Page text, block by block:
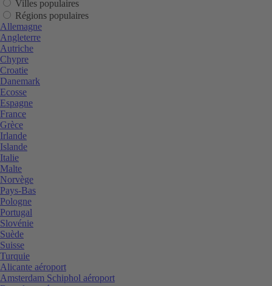
Villes populaires
Régions populaires
Allemagne
Angleterre
Autriche
Chypre
Croatie
Danemark
Ecosse
Espagne
France
Grèce
Irlande
Islande
Italie
Malte
Norvège
Pays-Bas
Pologne
Portugal
Slovénie
Suède
Suisse
Turquie
Alicante aéroport
Amsterdam Schiphol aéroport